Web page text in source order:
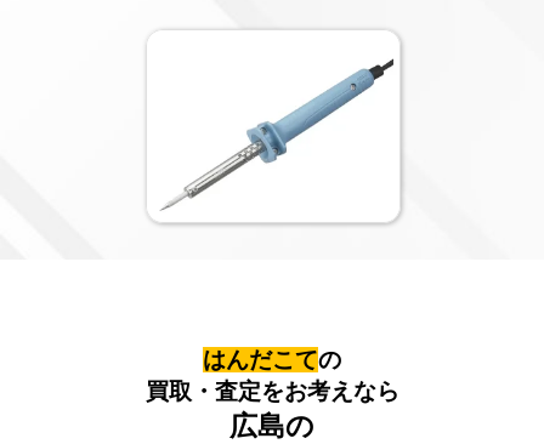
はんだこての
買取・査定をお考えなら
広島の